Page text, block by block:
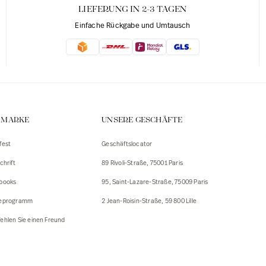
LIEFERUNG IN 2-3 TAGEN
Einfache Rückgabe und Umtausch
Sie einen Freund
UNSERE GESCHÄFTE
Geschäftslocator
89 Rivoli-Straße, 75001 Paris
95, Saint-Lazare-Straße, 75009 Paris
2 Jean-Roisin-Straße, 59 800 Lille